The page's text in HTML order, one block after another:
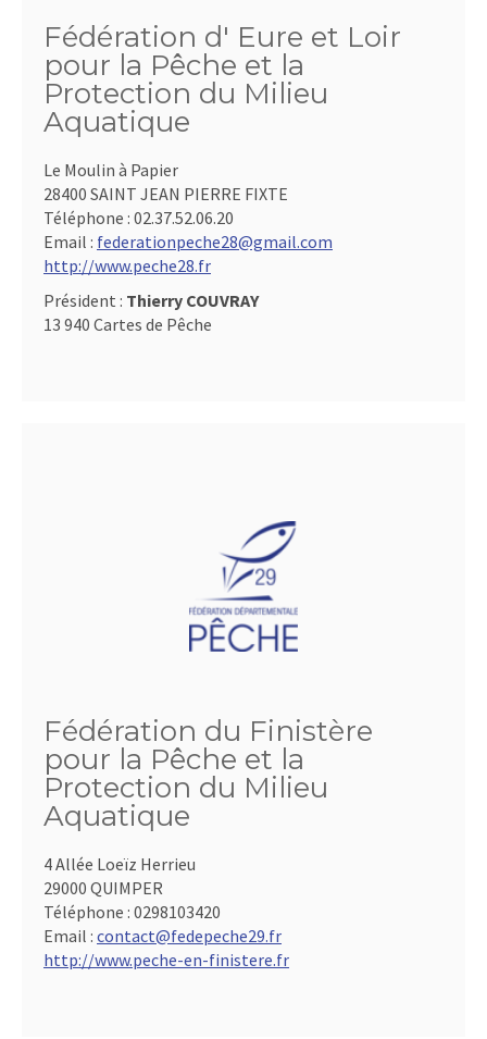
Fédération d' Eure et Loir
pour la Pêche et la
Protection du Milieu
Aquatique
Le Moulin à Papier
28400 SAINT JEAN PIERRE FIXTE
Téléphone : 02.37.52.06.20
Email : federationpeche28@gmail.com
http://www.peche28.fr
Président : Thierry COUVRAY
13 940 Cartes de Pêche
Fédération du Finistère
pour la Pêche et la
Protection du Milieu
Aquatique
4 Allée Loeïz Herrieu
29000 QUIMPER
Téléphone : 0298103420
Email : contact@fedepeche29.fr
http://www.peche-en-finistere.fr